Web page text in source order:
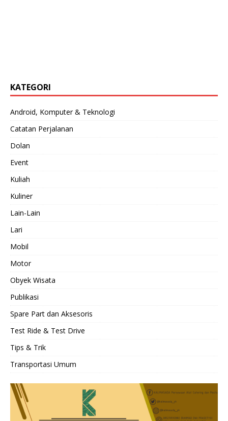
KATEGORI
Android, Komputer & Teknologi
Catatan Perjalanan
Dolan
Event
Kuliah
Kuliner
Lain-Lain
Lari
Mobil
Motor
Obyek Wisata
Publikasi
Spare Part dan Aksesoris
Test Ride & Test Drive
Tips & Trik
Transportasi Umum